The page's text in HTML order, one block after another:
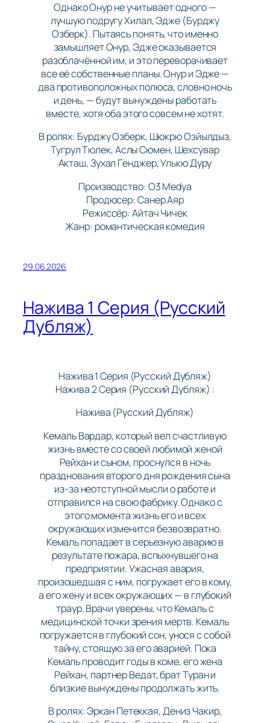
Однако Онур не учитывает одного —
лучшую подругу Хилал, Эдже (Бурджу
Озберк). Пытаясь понять, что именно
замышляет Онур, Эдже оказывается
разоблачённой им, и это переворачивает
все её собственные планы. Онур и Эдже —
два противоположных полюса, словно ночь
и день, — будут вынуждены работать
вместе, хотя оба этого совсем не хотят.
В ролях: Бурджу Озберк, Шюкрю Озйылдыз,
Тугрул Тюлек, Аслы Сюмен, Шехсувар
Акташ, Зухал Генджер, Улькю Дуру
Производство: O3 Medya
Продюсер: Санер Аяр
Режиссёр: Айтач Чичек
Жанр: романтическая комедия
29.06.2026
Нажива 1 Серия (Русский
Дубляж)
Нажива 1 Серия (Русский Дубляж)
Нажива 2 Серия (Русский Дубляж) :
Нажива (Русский Дубляж)
Кемаль Вардар, который вел счастливую
жизнь вместе со своей любимой женой
Рейхан и сыном, проснулся в ночь
празднования второго дня рождения сына
из-за неотступной мысли о работе и
отправился на свою фабрику. Однако с
этого момента жизнь его и всех
окружающих изменится безвозвратно.
Кемаль попадает в серьезную аварию в
результате пожара, вспыхнувшего на
предприятии. Ужасная авария,
произошедшая с ним, погружает его в кому,
а его жену и всех окружающих — в глубокий
траур. Врачи уверены, что Кемаль с
медицинской точки зрения мертв. Кемаль
погружается в глубокий сон, унося с собой
тайну, стоящую за его аварией. Пока
Кемаль проводит годы в коме, его жена
Рейхан, партнер Ведат, брат Туран и
близкие вынуждены продолжать жить.
В ролях: Эркан Петеккая, Дениз Чакир,